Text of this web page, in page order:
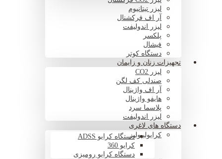
لیزر تیتانیوم
آر اف فرکشنال
لیزر اندولیفت
پلکسر
فیشال
دستگاه کوتر
تجهیزات زنان و زایمان
لیزر CO2
صندلی کف لگن
آر اف واژینال
هایفو واژینال
پلاسما سرد
لیزر اندولیفت
دستگاه های لاغری
کرایولیپولیزدستگاه کرایو ADSS
کرایو 360
دستگاه کرایو رومیزی